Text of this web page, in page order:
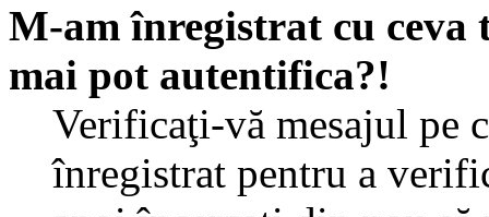
M-am înregistrat cu
mai pot autentifica?!
Verificaţi-vă mesajul pe
înregistrat pentru a